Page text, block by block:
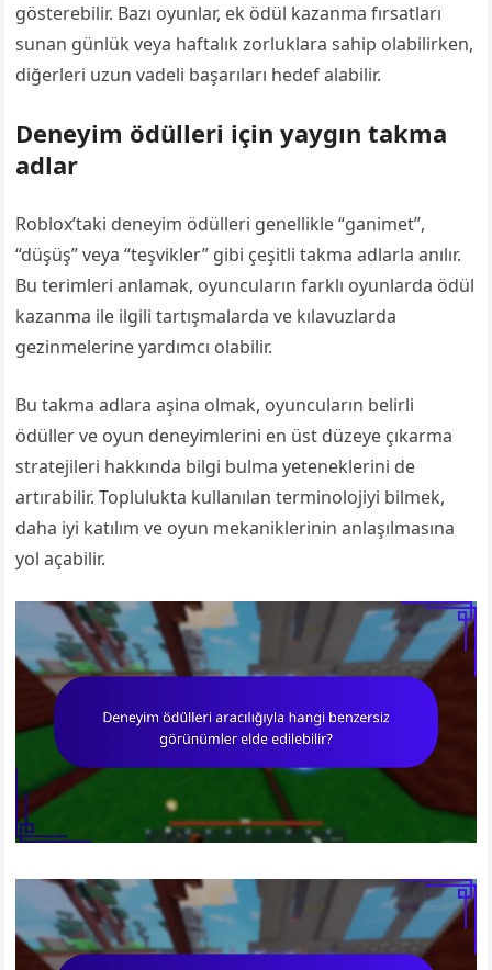
gösterebilir. Bazı oyunlar, ek ödül kazanma fırsatları
sunan günlük veya haftalık zorluklara sahip olabilirken,
diğerleri uzun vadeli başarıları hedef alabilir.
Deneyim ödülleri için yaygın takma
adlar
Roblox’taki deneyim ödülleri genellikle “ganimet”,
“düşüş” veya “teşvikler” gibi çeşitli takma adlarla anılır.
Bu terimleri anlamak, oyuncuların farklı oyunlarda ödül
kazanma ile ilgili tartışmalarda ve kılavuzlarda
gezinmelerine yardımcı olabilir.
Bu takma adlara aşina olmak, oyuncuların belirli
ödüller ve oyun deneyimlerini en üst düzeye çıkarma
stratejileri hakkında bilgi bulma yeteneklerini de
artırabilir. Toplulukta kullanılan terminolojiyi bilmek,
daha iyi katılım ve oyun mekaniklerinin anlaşılmasına
yol açabilir.